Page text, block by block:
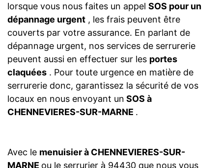
lorsque vous nous faites un appel SOS pour un
dépannage urgent , les frais peuvent être
couverts par votre assurance. En parlant de
dépannage urgent, nos services de serrurerie
peuvent aussi en effectuer sur les portes
claquées . Pour toute urgence en matière de
serrurerie donc, garantissez la sécurité de vos
locaux en nous envoyant un SOS à
CHENNEVIERES-SUR-MARNE .
Avec le menuisier à CHENNEVIERES-SUR-
MARNE ou le serrurier à 94430 que nous vous